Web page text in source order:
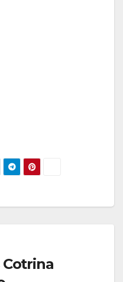
Cotrina